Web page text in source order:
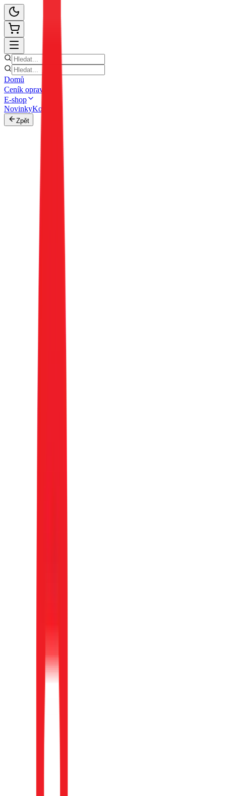
Domů
Ceník oprav
E-shop
NovinkyKontakt
Zpět